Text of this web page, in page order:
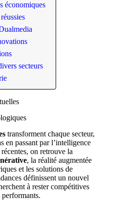
économiques
secteurs
transforment chaque secteur,
en passant par l’intelligence
on retrouve la
, la réalité augmentée
et les solutions de
définissent un nouvel
à rester compétitives